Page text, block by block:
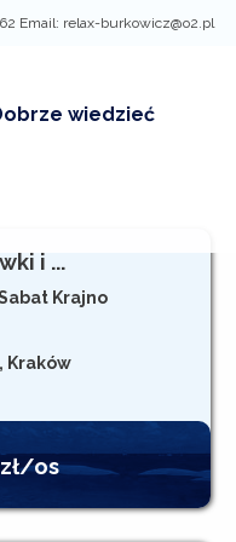
Email: relax-burkowicz@o2.pl
wiedzieć
i ...
Krajno
Kraków
zł/os